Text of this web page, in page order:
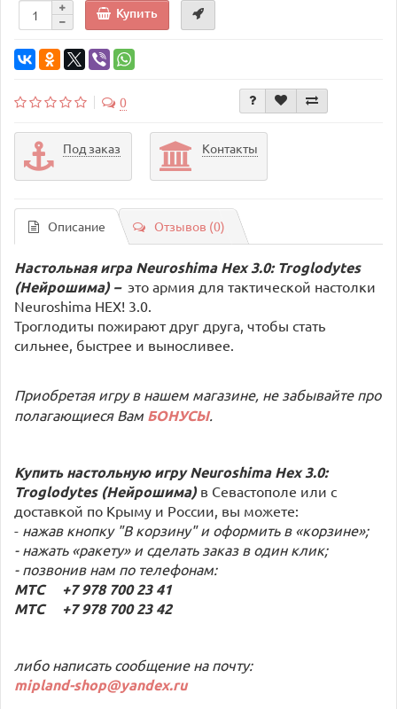
Купить
0
Под заказ Контакты
Описание Отзывов (0)
Настольная игра Neuroshima Hex 3.0: Troglodytes
(Нейрошима) – это армия для тактической настолки
Neuroshima HEX! 3.0.
Троглодиты пожирают друг друга, чтобы стать
сильнее, быстрее и выносливее.
Приобретая игру в нашем магазине, не забывайте про
полагающиеся Вам БОНУСЫ.
Купить настольную игру Neuroshima Hex 3.0:
Troglodytes (Нейрошима) в Севастополе или с
доставкой по Крыму и России, вы можете:
- нажав кнопку "В корзину" и оформить в «корзине»;
- нажать «ракету» и сделать заказ в один клик;
- позвонив нам по телефонам:
МТС +7 978 700 23 41
МТС +7 978 700 23 42
либо написать сообщение на почту:
mipland-shop@yandex.ru